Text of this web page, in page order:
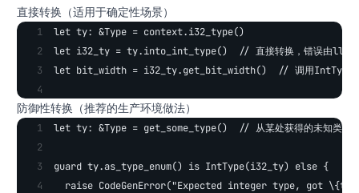
直接转换（适用于确定性场景）
let ty: &Type = context.i32_type()
let i32_ty = ty.into_int_type()  // 直接转换，错误由
let bit_width = i32_ty.get_bit_width()  // 调用IntType特
防御性转换（推荐的生产环境做法）
let ty: &Type = get_some_type()  // 从某处获得的未知类型
guard ty.as_type_enum() is IntType(i32_ty) else {
raise CodeGenError("Expected integer type, got